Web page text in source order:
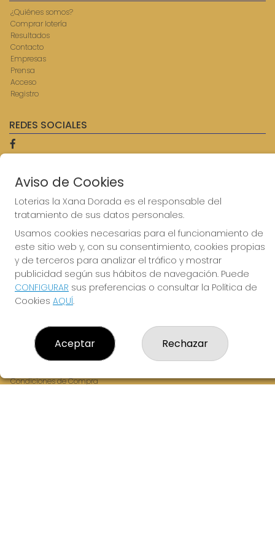
¿Quiénes somos?
Comprar lotería
Resultados
Contacto
Empresas
Prensa
Acceso
Registro
REDES SOCIALES
CONTACTO
ADMINISTRACION DE LOTERIAS: 9-AVILES - RECEPTOR
OFICIAL: 57750
985567207
Clica aquí para contactar por WhatsApp
614069067
info@laxanadorada.com
Fernandez Balsera 26 bajo
Aviles, 33402
(Asturias) España
Aviso Legal
Política de Privacidad
Condiciones de Compra
Aviso de Cookies
Loterias la Xana Dorada es el responsable del
tratamiento de sus datos personales.
Usamos cookies necesarias para el funcionamiento de
este sitio web y, con su consentimiento, cookies propias
y de terceros para analizar el tráfico y mostrar
publicidad según sus hábitos de navegación. Puede
CONFIGURAR sus preferencias o consultar la Política de
Cookies AQUÍ.
Aceptar Rechazar